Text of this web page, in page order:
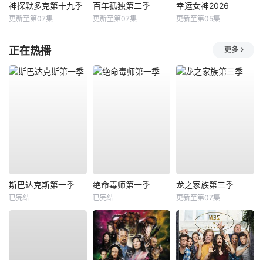
神探默多克第十九季
更新至第07集
百年孤独第二季
更新至第07集
幸运女神2026
更新至第05集
正在热播 更多
斯巴达克斯第一季
已完结
绝命毒师第一季
已完结
龙之家族第三季
更新至第07集